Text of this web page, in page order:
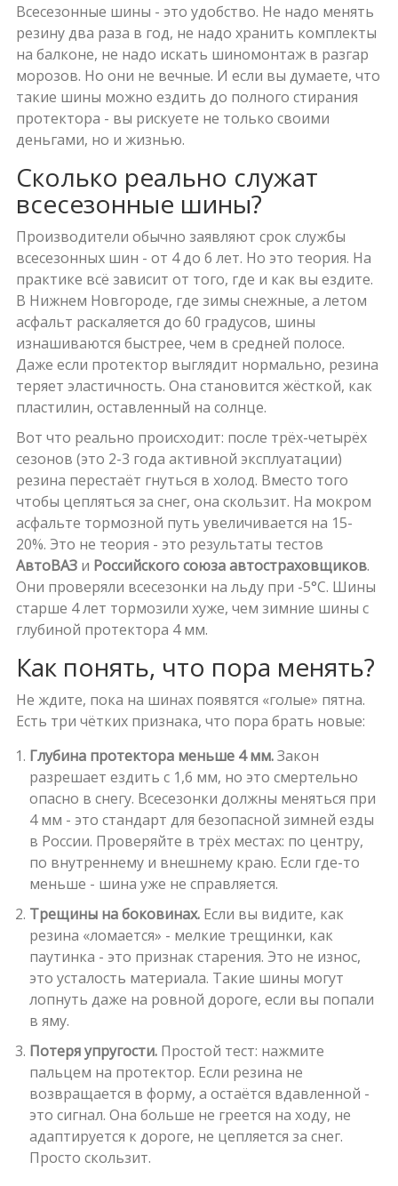
Всесезонные шины - это удобство. Не надо менять
резину два раза в год, не надо хранить комплекты
на балконе, не надо искать шиномонтаж в разгар
морозов. Но они не вечные. И если вы думаете, что
такие шины можно ездить до полного стирания
протектора - вы рискуете не только своими
деньгами, но и жизнью.
Сколько реально служат
всесезонные шины?
Производители обычно заявляют срок службы
всесезонных шин - от 4 до 6 лет. Но это теория. На
практике всё зависит от того, где и как вы ездите.
В Нижнем Новгороде, где зимы снежные, а летом
асфальт раскаляется до 60 градусов, шины
изнашиваются быстрее, чем в средней полосе.
Даже если протектор выглядит нормально, резина
теряет эластичность. Она становится жёсткой, как
пластилин, оставленный на солнце.
Вот что реально происходит: после трёх-четырёх
сезонов (это 2-3 года активной эксплуатации)
резина перестаёт гнуться в холод. Вместо того
чтобы цепляться за снег, она скользит. На мокром
асфальте тормозной путь увеличивается на 15-
20%. Это не теория - это результаты тестов
АвтоВАЗи Российского союза автостраховщиков.
Они проверяли всесезонки на льду при -5°C. Шины
старше 4 лет тормозили хуже, чем зимние шины с
глубиной протектора 4 мм.
Как понять, что пора менять?
Не ждите, пока на шинах появятся «голые» пятна.
Есть три чётких признака, что пора брать новые:
Глубина протектора меньше 4 мм.Закон
разрешает ездить с 1,6 мм, но это смертельно
опасно в снегу. Всесезонки должны меняться при
4 мм - это стандарт для безопасной зимней езды
в России. Проверяйте в трёх местах: по центру,
по внутреннему и внешнему краю. Если где-то
меньше - шина уже не справляется.
Трещины на боковинах.Если вы видите, как
резина «ломается» - мелкие трещинки, как
паутинка - это признак старения. Это не износ,
это усталость материала. Такие шины могут
лопнуть даже на ровной дороге, если вы попали
в яму.
Потеря упругости.Простой тест: нажмите
пальцем на протектор. Если резина не
возвращается в форму, а остаётся вдавленной -
это сигнал. Она больше не греется на ходу, не
адаптируется к дороге, не цепляется за снег.
Просто скользит.